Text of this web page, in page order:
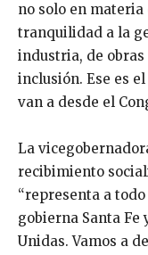
no solo en
tranquilidad a la
industria, de
inclusión. Ese es
van a desde el
La
recibimiento
“representa a
gobierna Santa
Unidas. Vamos a